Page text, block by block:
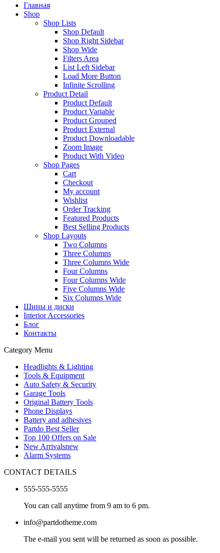
Главная
Shop
Shop Lists
Shop Default
Shop Right Sidebar
Shop Wide
Filters Area
List Left Sidebar
Load More Button
Infinite Scrolling
Product Detail
Product Default
Product Variable
Product Grouped
Product External
Product Downloadable
Zoom Image
Product With Video
Shop Pages
Cart
Checkout
My account
Wishlist
Order Tracking
Featured Products
Best Selling Products
Shop Layouts
Two Columns
Three Columns
Three Columns Wide
Four Columns
Four Columns Wide
Five Columns Wide
Six Columns Wide
Шины и диски
Interior Accessories
Блог
Контакты
Category Menu
Headlights & Lighting
Tools & Equipment
Auto Safety & Security
Garage Tools
Original Battery Tools
Phone Displays
Battery and adhesives
Partdo Best Seller
Top 100 Offers on Sale
New Arrivalsnew
Alarm Systems
CONTACT DETAILS
555-555-5555
You can call anytime from 9 am to 6 pm.
info@partdotheme.com
The e-mail you sent will be returned as soon as possible.